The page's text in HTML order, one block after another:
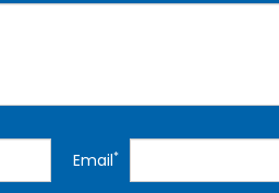
Email*